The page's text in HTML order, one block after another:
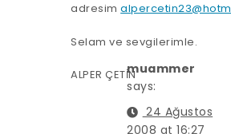
adresim
Selam ve sevgilerimle.
ALPER ÇETİNmuammer
says:
24 Ağustos
2008 at 16:27